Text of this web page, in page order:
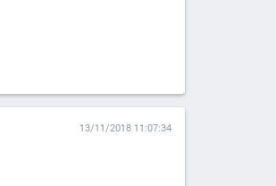
13/11/2018 11:07:34